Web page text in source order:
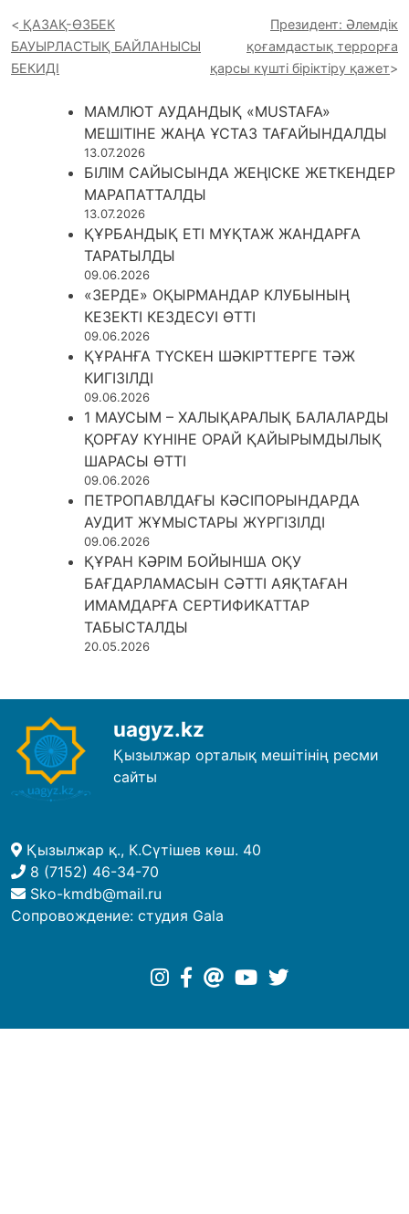
ҚАЗАҚ-ӨЗБЕК
БАУЫРЛАСТЫҚ БАЙЛАНЫСЫ
БЕКИДІ
Президент: Әлемдік
қоғамдастық террорға
қарсы күшті біріктіру қажет
МАМЛЮТ АУДАНДЫҚ «MUSTAFA»
МЕШІТІНЕ ЖАҢА ҰСТАЗ ТАҒАЙЫНДАЛДЫ
13.07.2026
БІЛІМ САЙЫСЫНДА ЖЕҢІСКЕ ЖЕТКЕНДЕР
МАРАПАТТАЛДЫ
13.07.2026
ҚҰРБАНДЫҚ ЕТІ МҰҚТАЖ ЖАНДАРҒА
ТАРАТЫЛДЫ
09.06.2026
«ЗЕРДЕ» ОҚЫРМАНДАР КЛУБЫНЫҢ
КЕЗЕКТІ КЕЗДЕСУІ ӨТТІ
09.06.2026
ҚҰРАНҒА ТҮСКЕН ШӘКІРТТЕРГЕ ТӘЖ
КИГІЗІЛДІ
09.06.2026
1 МАУСЫМ – ХАЛЫҚАРАЛЫҚ БАЛАЛАРДЫ
ҚОРҒАУ КҮНІНЕ ОРАЙ ҚАЙЫРЫМДЫЛЫҚ
ШАРАСЫ ӨТТІ
09.06.2026
ПЕТРОПАВЛДАҒЫ КӘСІПОРЫНДАРДА
АУДИТ ЖҰМЫСТАРЫ ЖҮРГІЗІЛДІ
09.06.2026
ҚҰРАН КӘРІМ БОЙЫНША ОҚУ
БАҒДАРЛАМАСЫН СӘТТІ АЯҚТАҒАН
ИМАМДАРҒА СЕРТИФИКАТТАР
ТАБЫСТАЛДЫ
20.05.2026
uagyz.kz
Қызылжар орталық мешітінің ресми
сайты
Қызылжар қ., К.Сүтішев көш. 40
8 (7152) 46-34-70
Sko-kmdb@mail.ru
Сопровождение: студия Gala